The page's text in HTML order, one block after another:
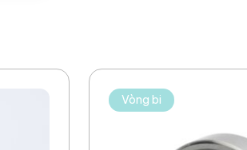
Vòng bi